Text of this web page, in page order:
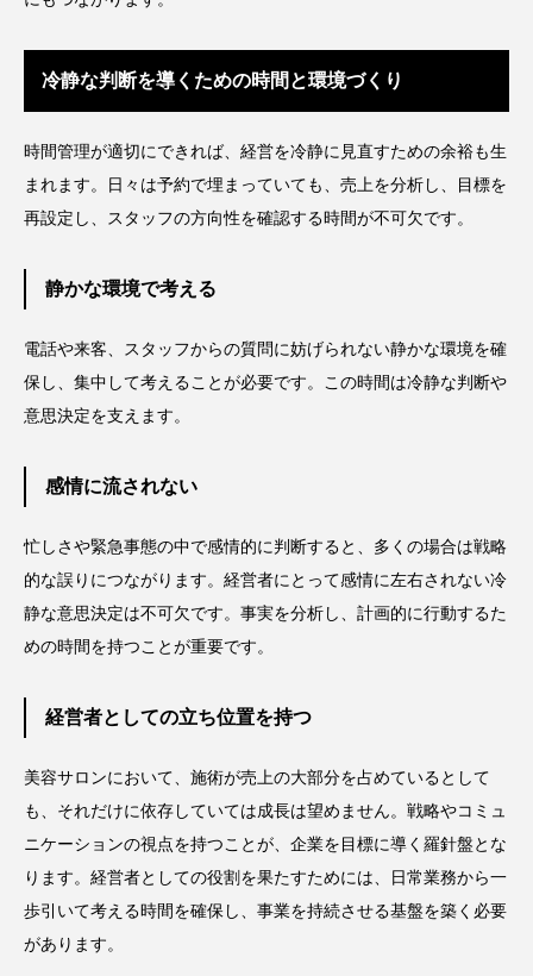
冷静な判断を導くための時間と環境づくり
時間管理が適切にできれば、経営を冷静に見直すための余裕も生
まれます。日々は予約で埋まっていても、売上を分析し、目標を
再設定し、スタッフの方向性を確認する時間が不可欠です。
静かな環境で考える
電話や来客、スタッフからの質問に妨げられない静かな環境を確
保し、集中して考えることが必要です。この時間は冷静な判断や
意思決定を支えます。
感情に流されない
忙しさや緊急事態の中で感情的に判断すると、多くの場合は戦略
的な誤りにつながります。経営者にとって感情に左右されない冷
静な意思決定は不可欠です。事実を分析し、計画的に行動するた
めの時間を持つことが重要です。
経営者としての立ち位置を持つ
美容サロンにおいて、施術が売上の大部分を占めているとして
も、それだけに依存していては成長は望めません。戦略やコミュ
ニケーションの視点を持つことが、企業を目標に導く羅針盤とな
ります。経営者としての役割を果たすためには、日常業務から一
歩引いて考える時間を確保し、事業を持続させる基盤を築く必要
があります。